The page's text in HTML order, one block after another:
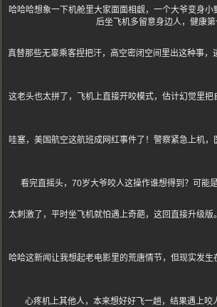
哈哈哈想象一下机舱里大家面面相觑，一个大爷变身
后坐飞机多留意身边人，健康
真替那些无辜乘客捏把汗，高空密闭空间里出这种事
这老头也太拼了，飞机上直接开咬模式，估计幻觉里
哇塞，美国航空这航班成网红事件了！警察紧急上机
看完直摇头，70岁大爷咬人这操作谁想得到？可能
太刺激了，平时坐飞机就怕遇上奇葩，这回直接升级
哈哈这新闻让我想起老电影里的荒唐情节，但现实发
心疼机上其他人，本来想好好飞一趟，结果遇上